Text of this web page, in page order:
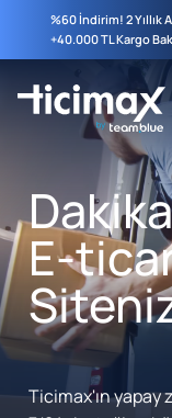
%60 İndirim! 2 Yıllık
+40.000 TL Kargo
E-
Ticimax'ın yapay